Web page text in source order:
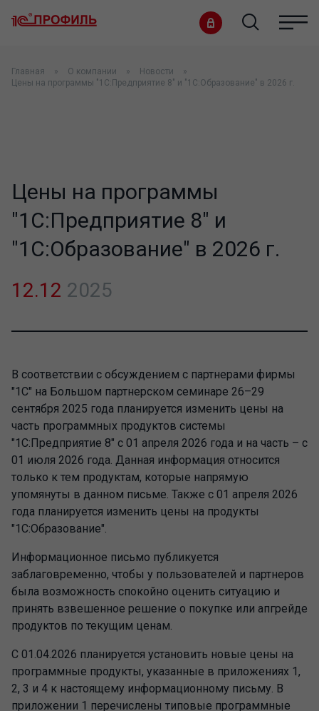
Главная О компании
Новости
Цены на программы "1С:Предприятие 8" и "1С:Образование" в 2026 г.
Цены на программы
"1С:Предприятие 8" и
"1С:Образование" в 2026 г.
12.12 2025
В соответствии с обсуждением с партнерами фирмы
"1С" на Большом партнерском семинаре 26–29
сентября 2025 года планируется изменить цены на
часть программных продуктов системы
"1С:Предприятие 8" с 01 апреля 2026 года и на часть – с
01 июля 2026 года. Данная информация относится
только к тем продуктам, которые напрямую
упомянуты в данном письме. Также с 01 апреля 2026
года планируется изменить цены на продукты
"1С:Образование".
Информационное письмо публикуется
заблаговременно, чтобы у пользователей и партнеров
была возможность спокойно оценить ситуацию и
принять взвешенное решение о покупке или апгрейде
продуктов по текущим ценам.
С 01.04.2026 планируется установить новые цены на
программные продукты, указанные в приложениях 1,
2, 3 и 4 к настоящему информационному письму. В
приложении 1 перечислены типовые программные